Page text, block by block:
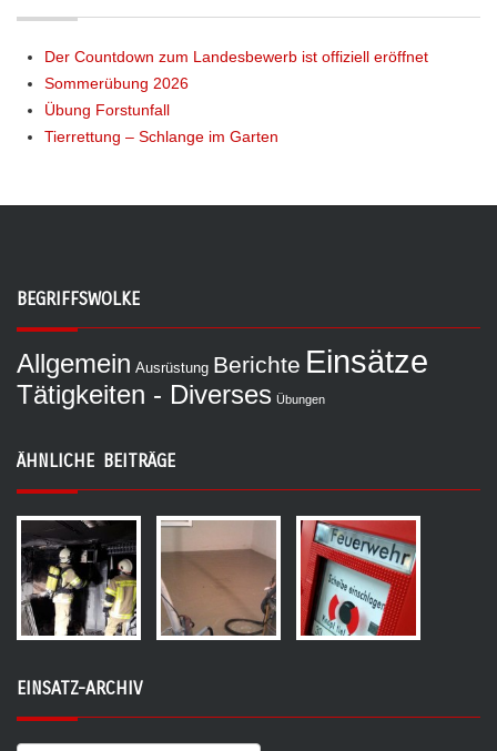
Der Countdown zum Landesbewerb ist offiziell eröffnet
Sommerübung 2026
Übung Forstunfall
Tierrettung – Schlange im Garten
BEGRIFFSWOLKE
Allgemein Ausrüstung Berichte Einsätze
Tätigkeiten - Diverses Übungen
ÄHNLICHE BEITRÄGE
EINSATZ-ARCHIV